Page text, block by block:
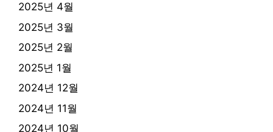
2025년 4월
2025년 3월
2025년 2월
2025년 1월
2024년 12월
2024년 11월
2024년 10월